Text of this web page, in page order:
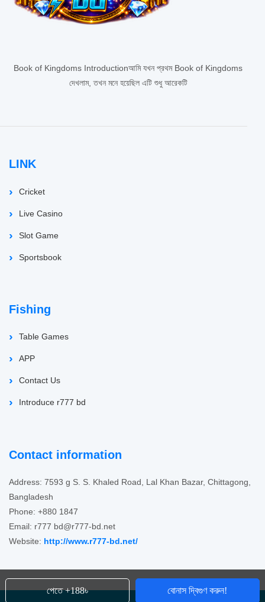
পেতে +188৳ বোনাস দ্বিগুণ করুন!
Book of Kingdoms Introductionআমি যখন প্রথম Book of Kingdoms
দেখলাম, তখন মনে হয়েছিল এটি শুধু আরেকটি
LINK
Cricket
Live Casino
Slot Game
Sportsbook
Fishing
Table Games
APP
Contact Us
Introduce r777 bd
Contact information
Address: 7593 g S. S. Khaled Road, Lal Khan Bazar, Chittagong,
Bangladesh
Phone: +880 1847
Email: r777 bd@r777-bd.net
Website: http://www.r777-bd.net/